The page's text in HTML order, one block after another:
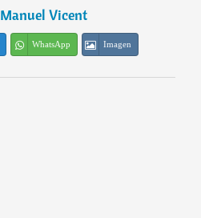
Manuel Vicent
WhatsApp Imagen